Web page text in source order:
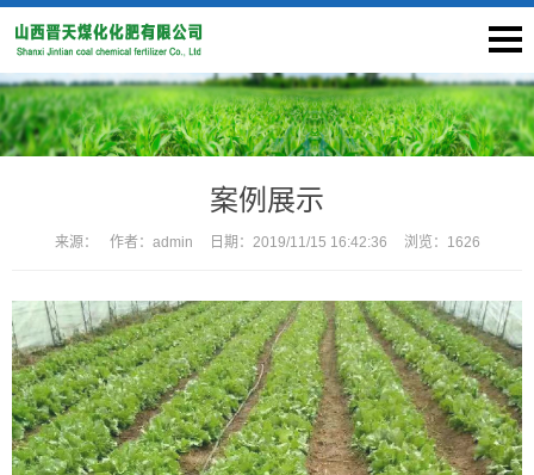
案例展示
来源： 作者： admin 日期： 2019/11/15 16:42:36 浏览： 1626